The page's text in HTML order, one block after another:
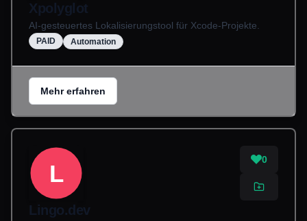
Xpolyglot
AI-gesteuertes Lokalisierungstool für Xcode-Projekte.
PAID Automation
Mehr erfahren
L
0
Lingo.dev